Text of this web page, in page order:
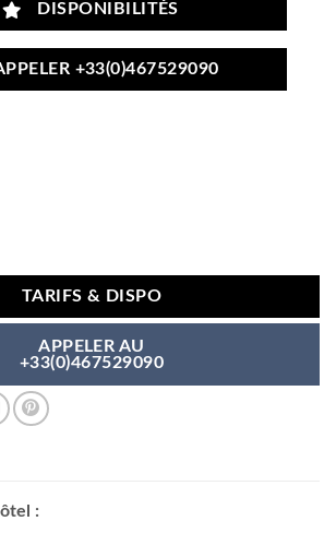
DISPONIBILITÉS
+33(0)467529090
TARIFS & DISPO
APPELER AU
+33(0)467529090
: